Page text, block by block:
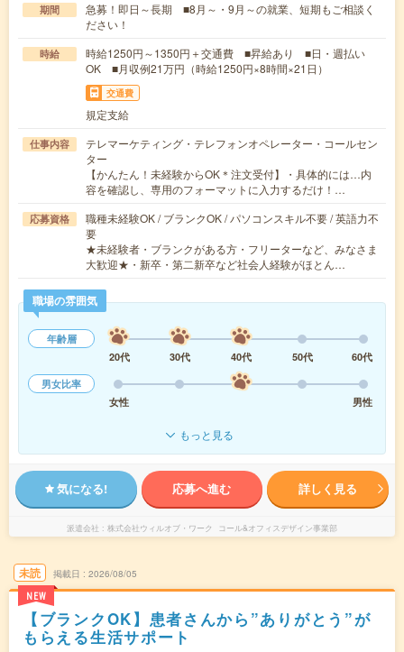
期間
急募！即日～長期 ■8月～・9月～の就業、短期もご相談く
ださい！
時給
時給1250円～1350円＋交通費 ■昇給あり ■日・週払い
OK ■月収例21万円（時給1250円×8時間×21日）
交通費
規定支給
仕事内容
テレマーケティング・テレフォンオペレーター・コールセン
ター
【かんたん！未経験からOK＊注文受付】・具体的には…内
容を確認し、専用のフォーマットに入力するだけ！…
応募資格
職種未経験OK / ブランクOK / パソコンスキル不要 / 英語力不
要
★未経験者・ブランクがある方・フリーターなど、みなさま
大歓迎★・新卒・第二新卒など社会人経験がほとん…
職場の雰囲気
年齢層
20代
30代 40代 50代
60代
男女比率
女性
男性
もっと見る
気になる! 応募へ進む 詳しく見る
派遣会社 株式会社ウィルオブ・ワーク コール&オフィスデザイン事業部
未読
NEW
掲載日 2026/08/05
【ブランクOK】患者さんから”ありがとう”が
もらえる生活サポート